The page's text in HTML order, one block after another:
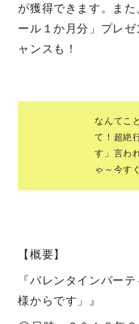
が獲得できます。ま
ール１か月分」プレ
ャンスも！
なんてこ
て！超絶
す」言わ
ゃ～今す
【概要】
『バレンタインパー
様からです」』